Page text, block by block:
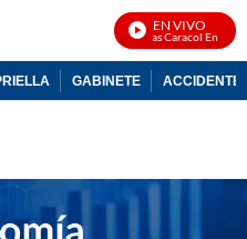
EN VIVO
Noticias Caracol En Vivo
GABINETE ACCIDENTE